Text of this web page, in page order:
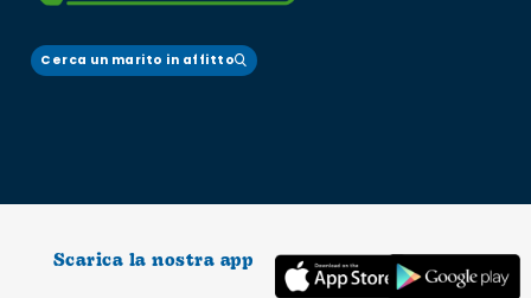
Cerca un marito in affitto
Scarica la nostra app